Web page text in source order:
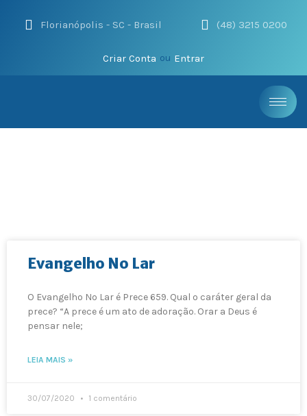
Florianópolis - SC - Brasil (48) 3215 0200
Criar Conta ou Entrar
Evangelho No Lar
O Evangelho No Lar é Prece 659. Qual o caráter geral da
prece? “A prece é um ato de adoração. Orar a Deus é
pensar nele;
LEIA MAIS »
30/07/2020 1 comentário